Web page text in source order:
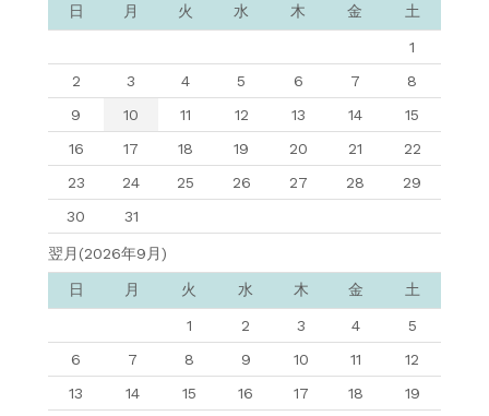
日 月 火 水 木 金 土
1
2
3 4 5 6 7
8
9
10 11 12 13 14
15
16
17 18 19 20 21
22
23
24 25 26 27 28
29
30
31
翌月(2026年9月)
日 月 火 水 木 金 土
1 2 3 4
5
6
7 8 9 10 11
12
13
14 15 16 17 18
19